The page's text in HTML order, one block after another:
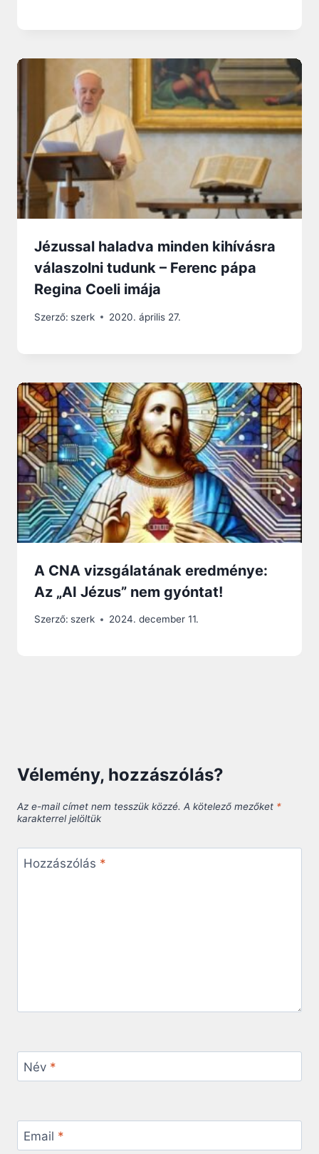
Jézussal haladva minden kihívásra
válaszolni tudunk – Ferenc pápa
Regina Coeli imája
Szerző: szerk 2020. április 27.
A CNA vizsgálatának eredménye:
Az „AI Jézus” nem gyóntat!
Szerző: szerk 2024. december 11.
Vélemény, hozzászólás?
Az e-mail címet nem tesszük közzé. A kötelező mezőket *
karakterrel jelöltük
Hozzászólás *
Név *
Email *